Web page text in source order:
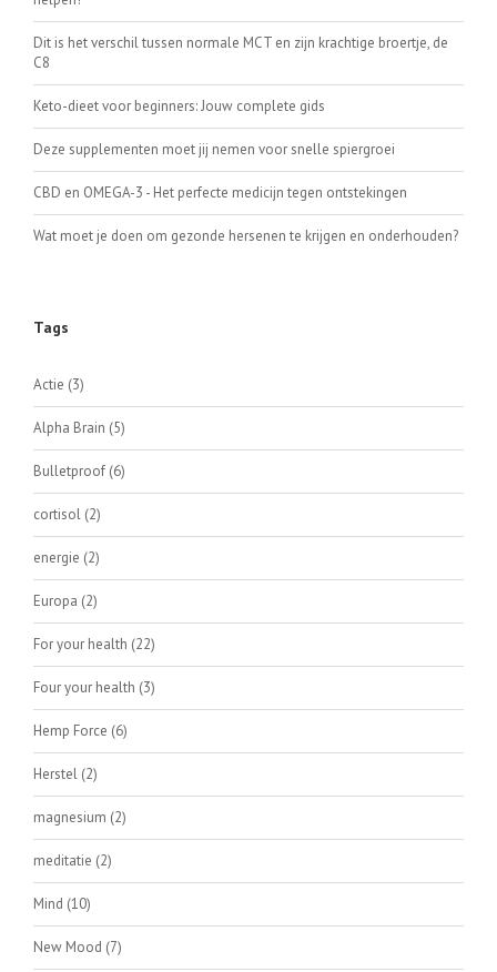
Dit is het verschil tussen normale MCT en zijn krachtige broertje, de
C8
Keto-dieet voor beginners: Jouw complete gids
Deze supplementen moet jij nemen voor snelle spiergroei
CBD en OMEGA-3 - Het perfecte medicijn tegen ontstekingen
Wat moet je doen om gezonde hersenen te krijgen en onderhouden?
Tags
Actie (3)
Alpha Brain (5)
Bulletproof (6)
cortisol (2)
energie (2)
Europa (2)
For your health (22)
Four your health (3)
Hemp Force (6)
Herstel (2)
magnesium (2)
meditatie (2)
Mind (10)
New Mood (7)